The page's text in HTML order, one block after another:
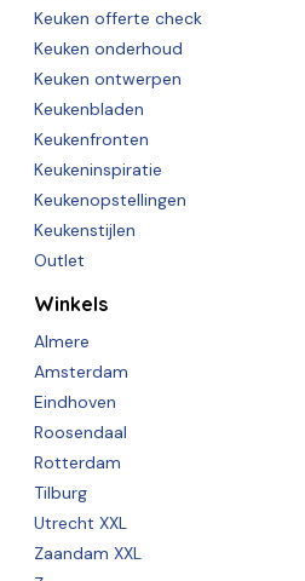
Keuken offerte check
Keuken onderhoud
Keuken ontwerpen
Keukenbladen
Keukenfronten
Keukeninspiratie
Keukenopstellingen
Keukenstijlen
Outlet
Winkels
Almere
Amsterdam
Eindhoven
Roosendaal
Rotterdam
Tilburg
Utrecht XXL
Zaandam XXL